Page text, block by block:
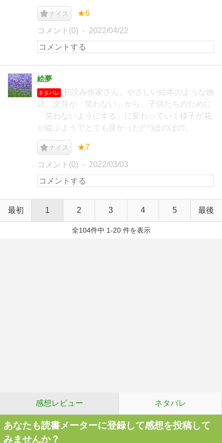
ナイス ★6
コメント(0) 2022/04/22
絵夢
ネタバレ
初読み作家さん。やさしい絵本のような物
語。文月が「笑わない」から、子供たちのために
「笑わないようにする」に変わっていく様子が花
が綻ぶようでとても良かった(^^)ほのぼの。
ナイス ★7
コメント(0) 2022/03/03
最初 1 2 3 4 5 最後
全104件中 1-20 件を表示
感想レビュー ネタバレ
あなたも読書メーターに登録して感想を投稿して
みませんか？